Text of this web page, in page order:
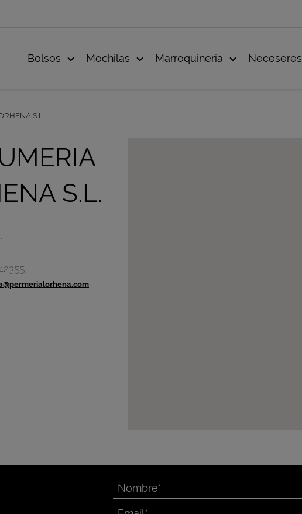
Bolsos Mochilas Marroquinería Neceseres
S.L.
S.L.